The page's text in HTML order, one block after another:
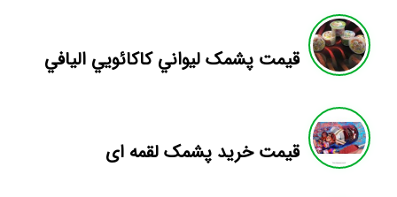
قيمت پشمک ليواني کاکائويي اليافي
قیمت خرید پشمک لقمه ای